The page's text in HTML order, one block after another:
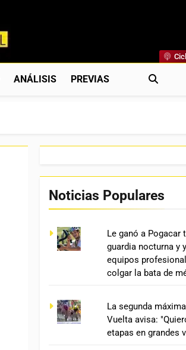
Crónicas, Previas Y Más. La Web Ciclista
ANÁLISIS PREVIAS
Noticias Populares
Le ganó a Pogacar
guardia nocturna y
equipos
colgar la bata de
La segunda
Vuelta avisa:
etapas en grandes